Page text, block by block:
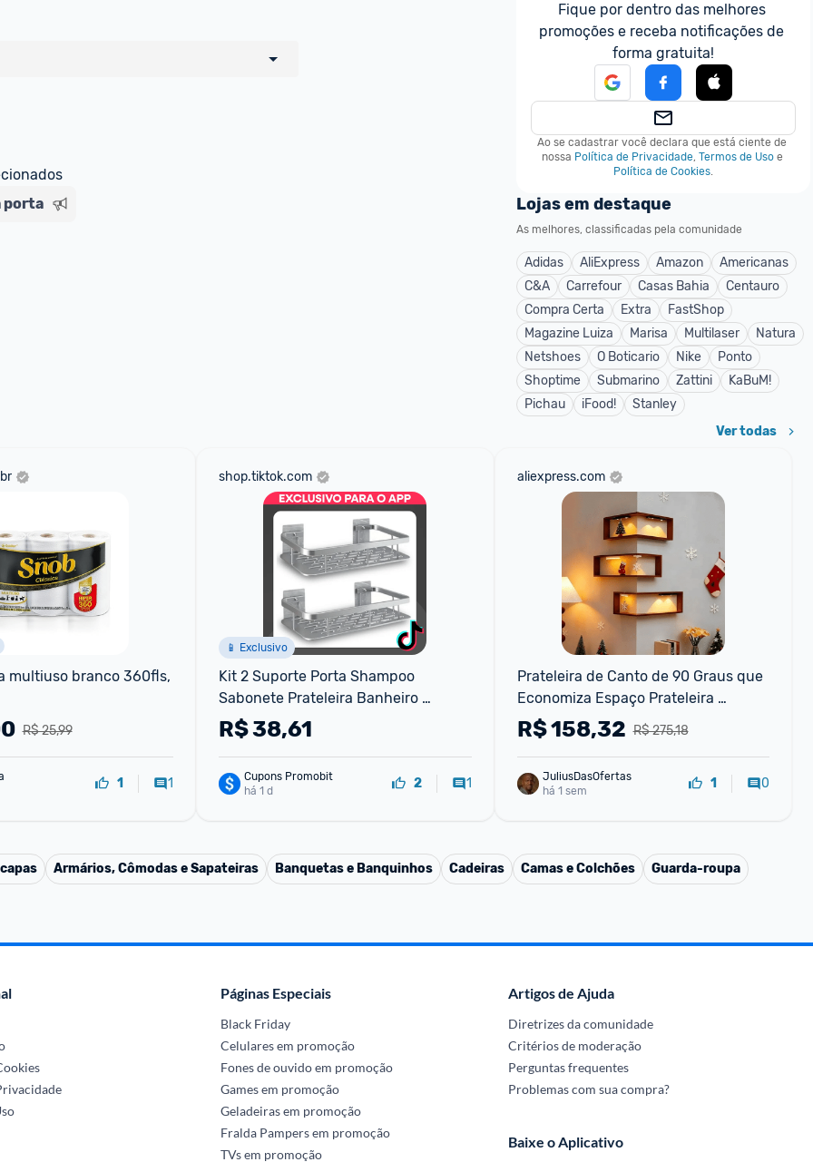
um marketplace, nós indicamos no
sinalizamos através da tag
porta
Fique por dentro das melhores
promoções e receba notificações de
forma gratuita!
Ao se cadastrar você declara que está ciente de
nossa Política de Privacidade, Termos de Uso e
Política de Cookies.
Lojas em destaque
As melhores, classificadas pela comunidade
Adidas AliExpress Amazon
Americanas
C&A
Carrefour Casas Bahia
Centauro
Compra Certa
Extra
FastShop
Magazine Luiza
Marisa Multilaser
Natura
Netshoes
O Boticario Nike
Ponto
Shoptime
Submarino Zattini
KaBuM!
Pichau
iFood! Stanley
Ver todas
multiuso branco 360fls,
R$ 25,99
1 1
shop.tiktok.com
📱 Exclusivo
Kit 2 Suporte Porta Shampoo
Sabonete Prateleira Banheiro
Adesivo Parede Sem Furo Jabuti...
R$38,61
Cupons Promobit
há 1 d
2 1
aliexpress.com
Prateleira de Canto de 90 Graus que
Economiza Espaço Prateleira
Flutuante Suspensa Estante de
Livros de Canto Montada
R$ 275,18
R$158,32
JuliusDasOfertas
há 1 sem
1 0
Armários, Cômodas e Sapateiras Banquetas e Banquinhos Cadeiras Camas e Colchões Guarda-roupa
Páginas Especiais
Black Friday
Celulares em promoção
Fones de ouvido em promoção
Games em promoção
Geladeiras em promoção
Fralda Pampers em promoção
TVs em promoção
Artigos de Ajuda
Diretrizes da comunidade
Critérios de moderação
Perguntas frequentes
Problemas com sua compra?
Baixe o Aplicativo